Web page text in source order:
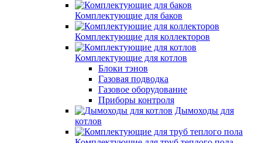
Комплектующие для баков
Комплектующие для коллекторов
Комплектующие для котлов
Блоки тэнов
Газовая подводка
Газовое оборудование
Приборы контроля
Дымоходы для
котлов